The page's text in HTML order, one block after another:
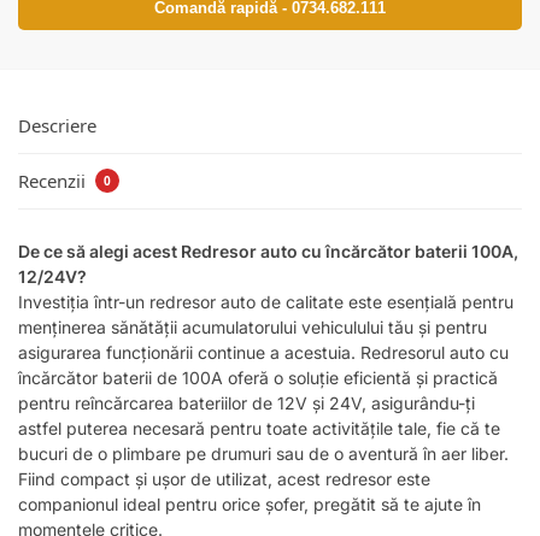
Comandă rapidă - 0734.682.111
Descriere
Recenzii 0
De ce să alegi acest Redresor auto cu încărcător baterii 100A,
12/24V?
Investiția într-un redresor auto de calitate este esențială pentru
menținerea sănătății acumulatorului vehiculului tău și pentru
asigurarea funcționării continue a acestuia. Redresorul auto cu
încărcător baterii de 100A oferă o soluție eficientă și practică
pentru reîncărcarea bateriilor de 12V și 24V, asigurându-ți
astfel puterea necesară pentru toate activitățile tale, fie că te
bucuri de o plimbare pe drumuri sau de o aventură în aer liber.
Fiind compact și ușor de utilizat, acest redresor este
companionul ideal pentru orice șofer, pregătit să te ajute în
momentele critice.